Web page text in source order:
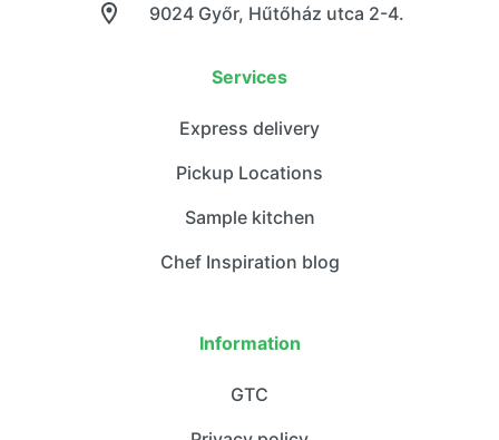
9024 Győr, Hűtőház utca 2-4.
Services
Express delivery
Pickup Locations
Sample kitchen
Chef Inspiration blog
Information
GTC